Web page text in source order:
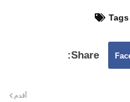
Tags
أقدم